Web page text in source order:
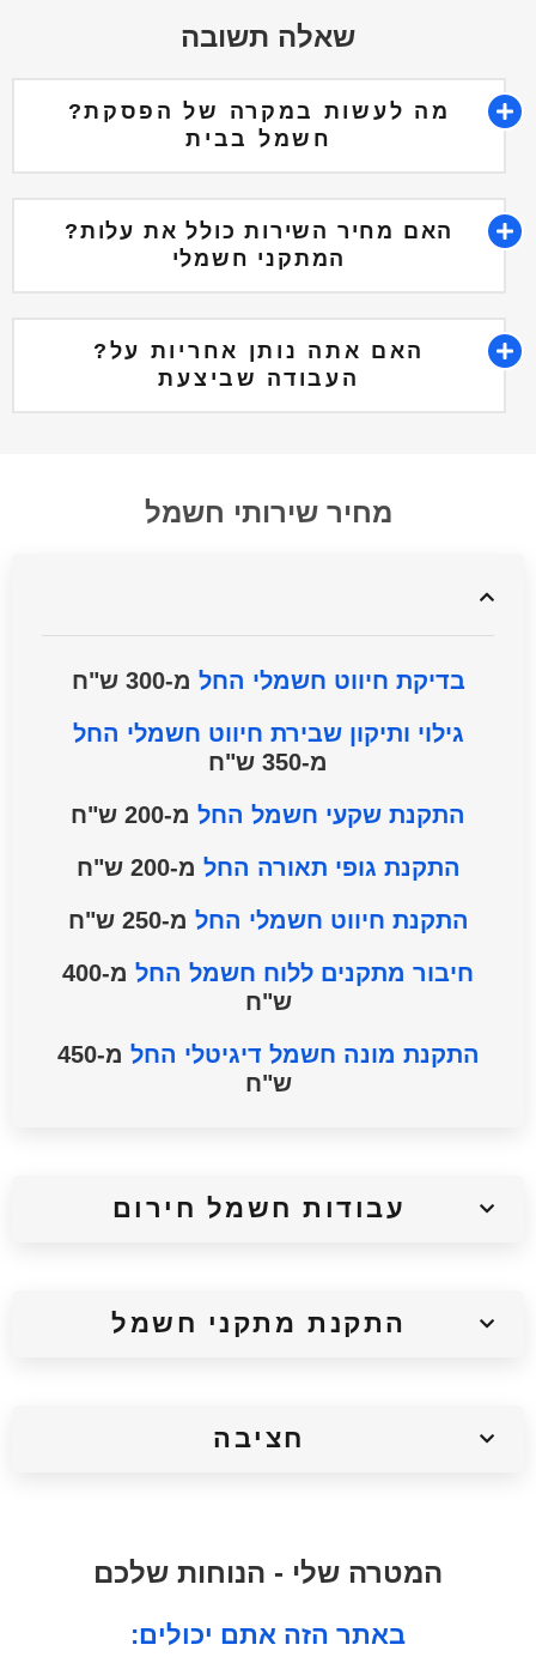
שאלה תשובה
?מה לעשות במקרה של הפסקת
חשמל בבית
?האם מחיר השירות כולל את עלות
המתקני חשמלי
?האם אתה נותן אחריות על
העבודה שביצעת
מחיר שירותי חשמל
בדיקת חיווט חשמלי החל מ-300 ש"ח
גילוי ותיקון שבירת חיווט חשמלי החל
מ-350 ש"ח
התקנת שקעי חשמל החל מ-200 ש"ח
התקנת גופי תאורה החל מ-200 ש"ח
התקנת חיווט חשמלי החל מ-250 ש"ח
חיבור מתקנים ללוח חשמל החל
מ-400
ש"ח
התקנת מונה חשמל דיגיטלי החל
מ-450
ש"ח
עבודות חשמל חירום
התקנת מתקני חשמל
חציבה
המטרה שלי - הנוחות שלכם
:באתר הזה אתם יכולים